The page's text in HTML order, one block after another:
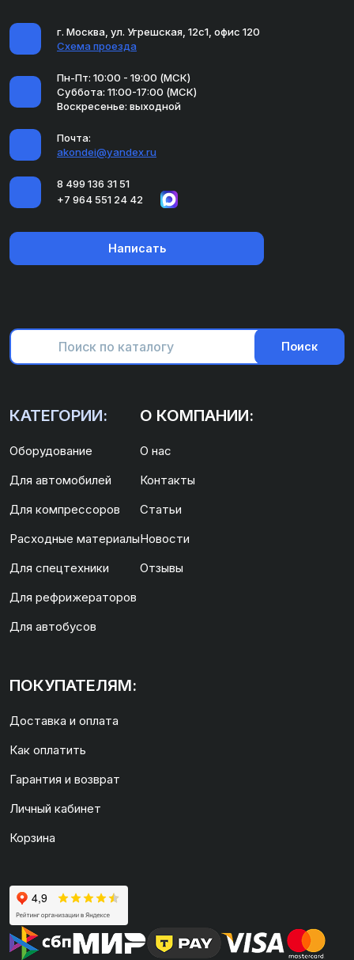
г. Москва, ул. Угрешская, 12с1, офис 120
Схема проезда
Пн-Пт: 10:00 - 19:00 (МСК)
Суббота: 11:00-17:00 (МСК)
Воскресенье: выходной
Почта:
akondei@yandex.ru
8 499 136 31 51
+7 964 551 24 42
Написать
Поиск
КАТЕГОРИИ:
Оборудование
Для автомобилей
Для компрессоров
Расходные материалы
Для спецтехники
Для рефрижераторов
Для автобусов
О КОМПАНИИ:
О нас
Контакты
Статьи
Новости
Отзывы
ПОКУПАТЕЛЯМ:
Доставка и оплата
Как оплатить
Гарантия и возврат
Личный кабинет
Корзина